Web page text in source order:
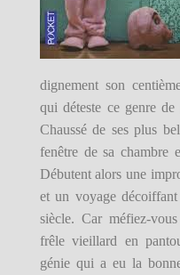
dignement son
qui déteste ce genre de
Chaussé de ses plus
fenêtre de sa chambre
Débutent alors une
et un voyage
siècle. Car méfiez-
frêle vieillard en
génie qui a eu la